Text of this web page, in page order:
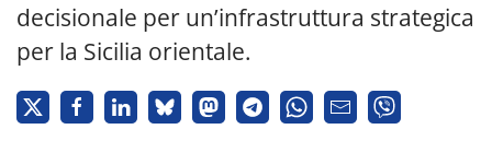
decisionale per un’infrastruttura strategica
per la Sicilia orientale.